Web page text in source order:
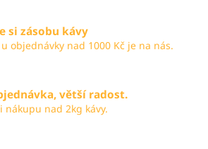
si zásobu kávy
objednávky nad 1000 Kč je na nás.
větší radost.
nákupu nad 2kg kávy.